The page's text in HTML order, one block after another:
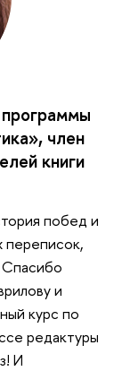
член
книги
побед и
переписок,
Спасибо
и
курс по
редактуры
И